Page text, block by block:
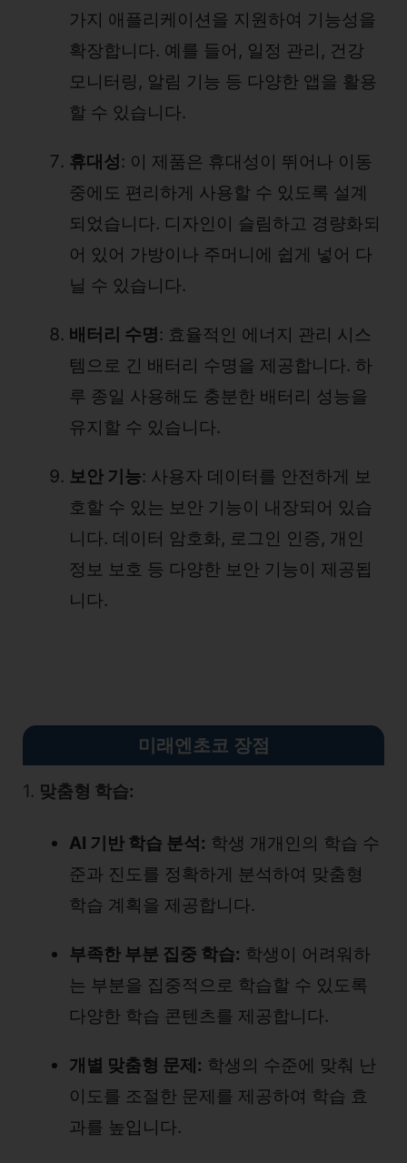
가지 애플리케이션을 지원하여 기능성을
확장합니다. 예를 들어, 일정 관리, 건강
모니터링, 알림 기능 등 다양한 앱을 활용
할 수 있습니다.
휴대성: 이 제품은 휴대성이 뛰어나 이동
중에도 편리하게 사용할 수 있도록 설계
되었습니다. 디자인이 슬림하고 경량화되
어 있어 가방이나 주머니에 쉽게 넣어 다
닐 수 있습니다.
배터리 수명: 효율적인 에너지 관리 시스
템으로 긴 배터리 수명을 제공합니다. 하
루 종일 사용해도 충분한 배터리 성능을
유지할 수 있습니다.
보안 기능: 사용자 데이터를 안전하게 보
호할 수 있는 보안 기능이 내장되어 있습
니다. 데이터 암호화, 로그인 인증, 개인
정보 보호 등 다양한 보안 기능이 제공됩
니다.
미래엔초코 장점
1. 맞춤형 학습:
AI 기반 학습 분석: 학생 개개인의 학습 수
준과 진도를 정확하게 분석하여 맞춤형
학습 계획을 제공합니다.
부족한 부분 집중 학습: 학생이 어려워하
는 부분을 집중적으로 학습할 수 있도록
다양한 학습 콘텐츠를 제공합니다.
개별 맞춤형 문제: 학생의 수준에 맞춰 난
이도를 조절한 문제를 제공하여 학습 효
과를 높입니다.